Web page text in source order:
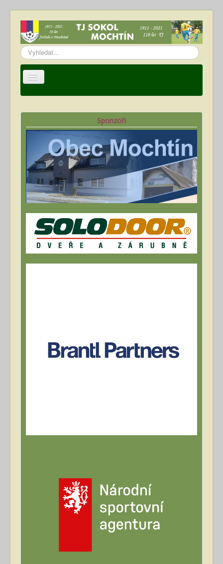
Vyhledávání...
Oddíl fotbalu
Hráči
Kalendář akcí
Fotogalerie
Ke stažení
Archív článků
Přihlásit
Sponzoři